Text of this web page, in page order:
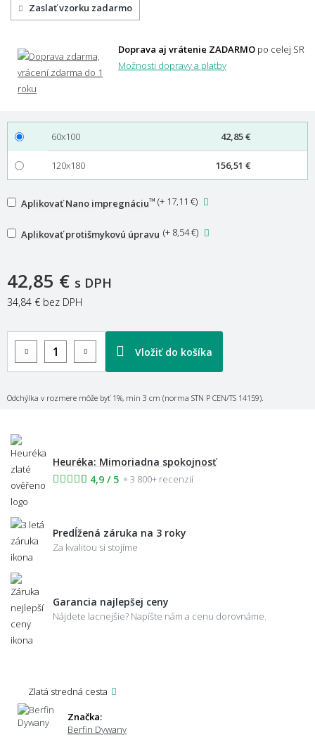
Zaslať vzorku zadarmo
Doprava aj vrátenie ZADARMO po celej SR
Možnosti dopravy a platby
60x100 42,85 €
120x180 156,51 €
Aplikovať Nano impregnáciu™ (+ 17,11 €)
Aplikovať protišmykovú úpravu (+ 8,54 €)
42,85 € s DPH
34,84 € bez DPH
Vložiť do košíka
Odchýlka v rozmere môže byť 1%, min 3 cm (norma STN P CEN/TS 14159).
Heuréka: Mimoriadna spokojnosť
4,9 / 5
3 800+ recenzií
Predĺžená záruka na 3 roky
Za kvalitou si stojíme
Garancia najlepšej ceny
Nájdete lacnejšie? Napíšte nám a cenu dorovnáme.
Zlatá stredná cesta
Značka:
Berfin Dywany